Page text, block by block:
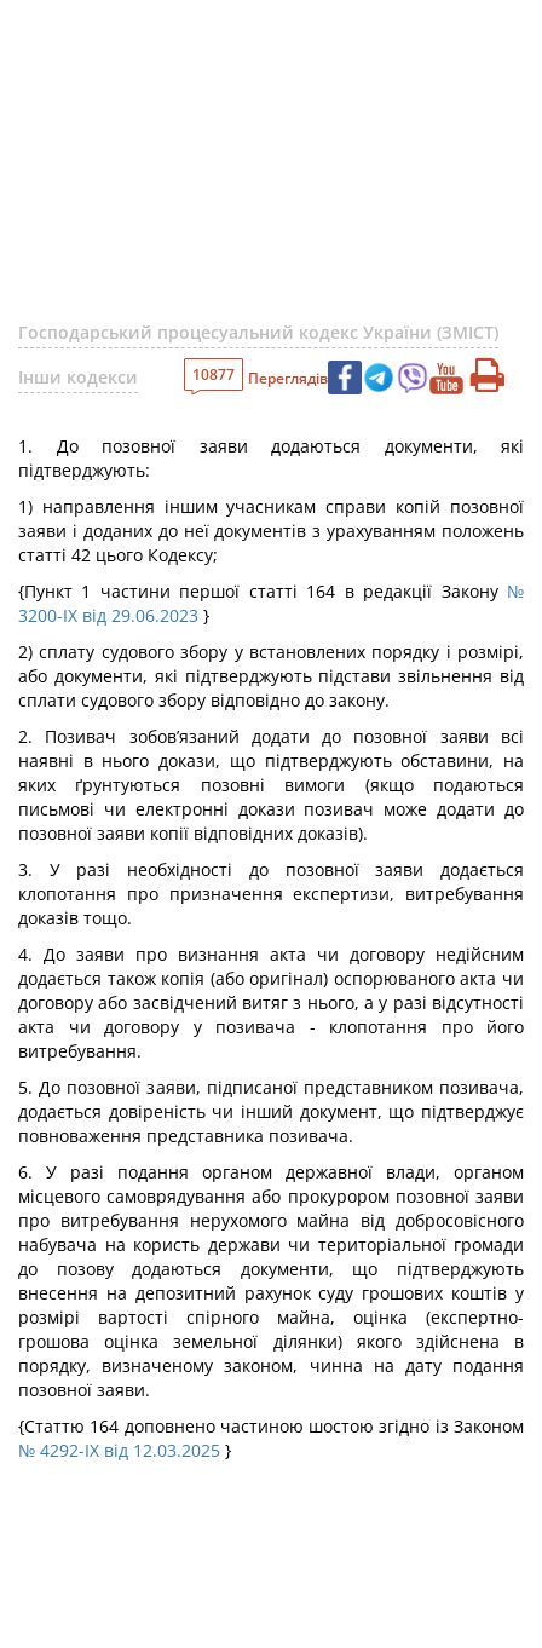
Господарський процесуальний кодекс України (ЗМІСТ)
Інши кодекси
10877 Переглядів
1. До позовної заяви додаються документи, які
підтверджують:
1) направлення іншим учасникам справи копій позовної
заяви і доданих до неї документів з урахуванням положень
статті 42 цього Кодексу;
{Пункт 1 частини першої статті 164 в редакції Закону №
3200-IX від 29.06.2023 }
2) сплату судового збору у встановлених порядку і розмірі,
або документи, які підтверджують підстави звільнення від
сплати судового збору відповідно до закону.
2. Позивач зобов’язаний додати до позовної заяви всі
наявні в нього докази, що підтверджують обставини, на
яких ґрунтуються позовні вимоги (якщо подаються
письмові чи електронні докази позивач може додати до
позовної заяви копії відповідних доказів).
3. У разі необхідності до позовної заяви додається
клопотання про призначення експертизи, витребування
доказів тощо.
4. До заяви про визнання акта чи договору недійсним
додається також копія (або оригінал) оспорюваного акта чи
договору або засвідчений витяг з нього, а у разі відсутності
акта чи договору у позивача - клопотання про його
витребування.
5. До позовної заяви, підписаної представником позивача,
додається довіреність чи інший документ, що підтверджує
повноваження представника позивача.
6. У разі подання органом державної влади, органом
місцевого самоврядування або прокурором позовної заяви
про витребування нерухомого майна від добросовісного
набувача на користь держави чи територіальної громади
до позову додаються документи, що підтверджують
внесення на депозитний рахунок суду грошових коштів у
розмірі вартості спірного майна, оцінка (експертно-
грошова оцінка земельної ділянки) якого здійснена в
порядку, визначеному законом, чинна на дату подання
позовної заяви.
{Статтю 164 доповнено частиною шостою згідно із Законом
№ 4292-IX від 12.03.2025 }